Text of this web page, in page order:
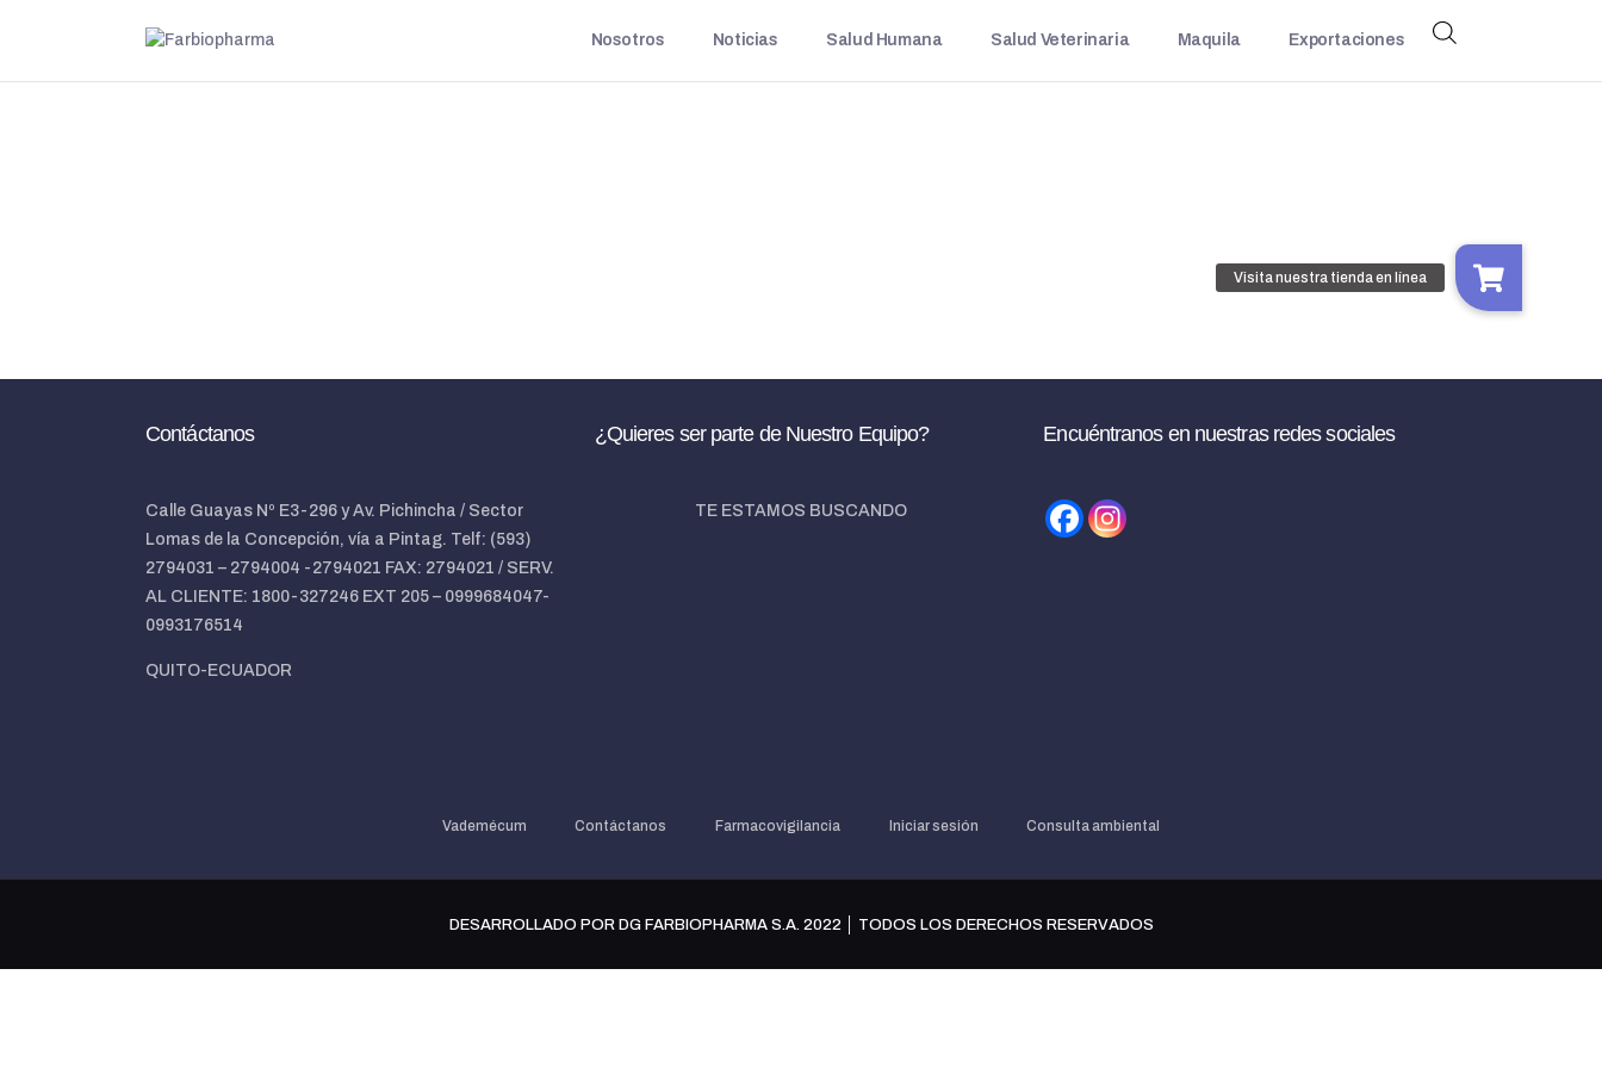
Nosotros Noticias Salud Humana Salud Veterinaria Maquila Exportaciones
Contáctanos
Calle Guayas Nº E3-296 y Av. Pichincha / Sector
Lomas de la Concepción, vía a Pintag. Telf: (593)
2794031 – 2794004 -2794021 FAX: 2794021 / SERV.
AL CLIENTE: 1800-327246 EXT 205 – 0999684047-
0993176514
QUITO-ECUADOR
¿Quieres ser parte de Nuestro Equipo?
TE ESTAMOS BUSCANDO
Encuéntranos en nuestras redes sociales
Vademécum Contáctanos Farmacovigilancia Iniciar sesión Consulta ambiental
DESARROLLADO POR DG FARBIOPHARMA S.A. 2022 │ TODOS LOS DERECHOS RESERVADOS